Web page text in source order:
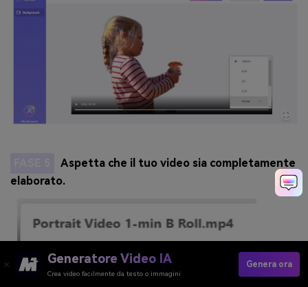
Aspetta che il tuo video sia completamente
elaborato.
Generatore Video IA
Crea video facilmente da testo o immagini
Genera ora